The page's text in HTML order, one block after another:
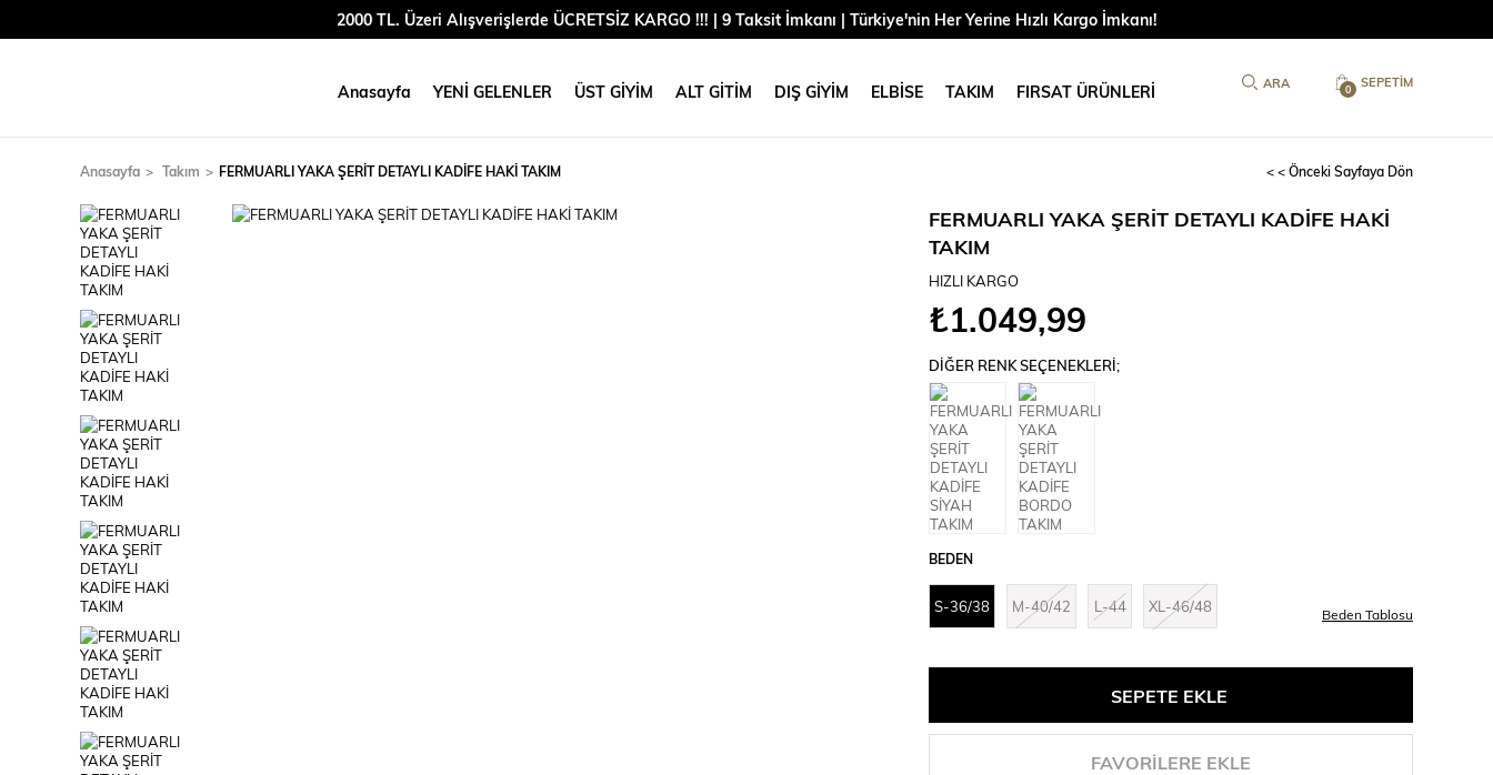
2000 TL. Üzeri Alışverişlerde ÜCRETSİZ KARGO !!! | 9 Taksit İmkanı | Türkiye'nin Her Yerine Hızlı Kargo İmkanı!
SEPETIM
0
Anasayfa YENİ GELENLER ÜST GİYİM ALT GİTİM DIŞ GİYİM ELBİSE TAKIM FIRSAT ÜRÜNLERİ
Anasayfa Takım FERMUARLI YAKA ŞERİT DETAYLI KADİFE HAKİ TAKIM < < Önceki Sayfaya Dön
FERMUARLI YAKA ŞERİT DETAYLI KADİFE HAKİ
TAKIM
HIZLI KARGO
₺1.049,99
DIĞER RENK SEÇENEKLERI;
BEDEN
S-36/38 M-40/42 L-44 XL-46/48 Beden Tablosu
FAVORILERE EKLE